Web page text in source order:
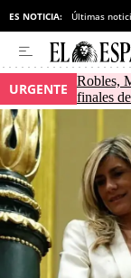
ES NOTICIA: Últimas
URGENTE
Robles,
finales